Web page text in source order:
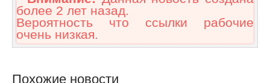
более 2 лет назад.
Вероятность что ссылки рабочие
очень низкая.
Похожие новости